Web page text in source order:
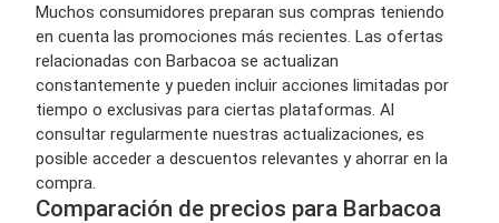
Muchos consumidores preparan sus compras teniendo
en cuenta las promociones más recientes. Las ofertas
relacionadas con Barbacoa se actualizan
constantemente y pueden incluir acciones limitadas por
tiempo o exclusivas para ciertas plataformas. Al
consultar regularmente nuestras actualizaciones, es
posible acceder a descuentos relevantes y ahorrar en la
compra.
Comparación de precios para Barbacoa